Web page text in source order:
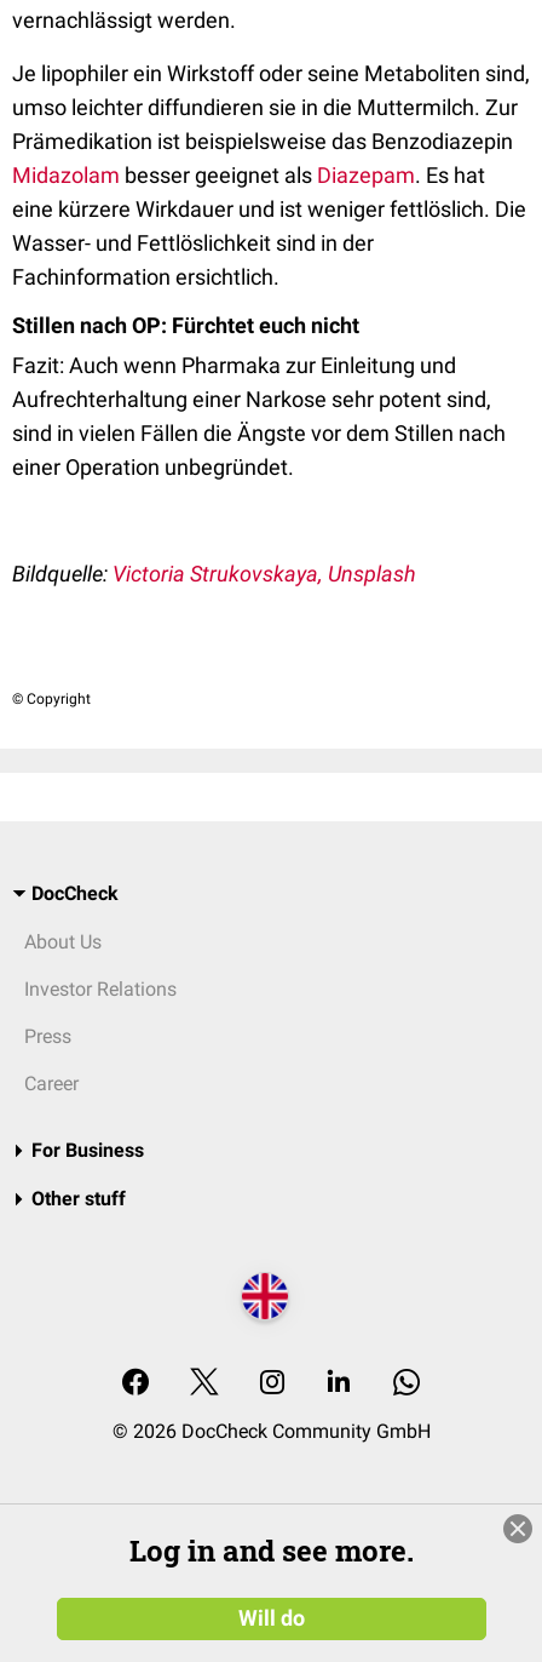
vernachlässigt werden.
Je lipophiler ein Wirkstoff oder seine Metaboliten sind,
umso leichter diffundieren sie in die Muttermilch. Zur
Prämedikation ist beispielsweise das Benzodiazepin
Midazolam besser geeignet als Diazepam. Es hat
eine kürzere Wirkdauer und ist weniger fettlöslich. Die
Wasser- und Fettlöslichkeit sind in der
Fachinformation ersichtlich.
Stillen nach OP: Fürchtet euch nicht
Fazit: Auch wenn Pharmaka zur Einleitung und
Aufrechterhaltung einer Narkose sehr potent sind,
sind in vielen Fällen die Ängste vor dem Stillen nach
einer Operation unbegründet.
Bildquelle: Victoria Strukovskaya, Unsplash
© Copyright
DocCheck
About Us
Investor Relations
Press
Career
For Business
Other stuff
© 2026 DocCheck Community GmbH
Log in and see more.
Will do